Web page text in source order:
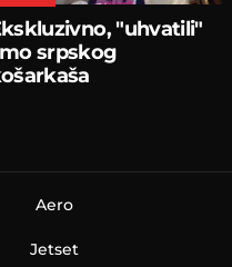
"uhvatili"
srpskog
Aero
Jetset